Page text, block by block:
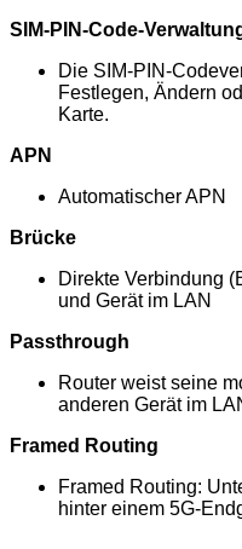
SIM-PIN-Code-
Die SIM-PIN-
Festlegen, Ändern
Karte.
APN
Automatischer APN
Brücke
Direkte Verbindung
und Gerät im LAN
Passthrough
Router weist seine
anderen Gerät im
Framed Routing
Framed Routing:
hinter einem 5G-